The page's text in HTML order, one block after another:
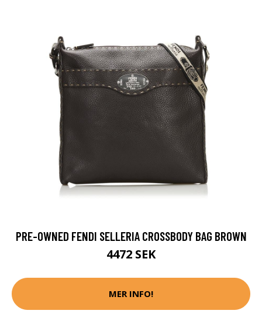
PRE-OWNED FENDI SELLERIA CROSSBODY BAG BROWN
4472 SEK
MER INFO!